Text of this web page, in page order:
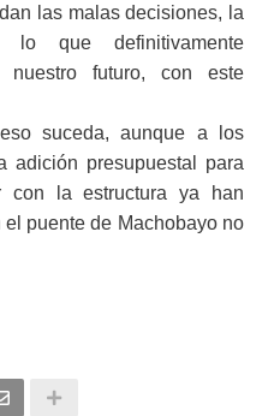
las malas decisiones, la
que definitivamente
nuestro futuro, con este
suceda, aunque a los
adición presupuestal para
con la estructura ya han
puente de Machobayo no